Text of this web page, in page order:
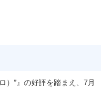
）”』の好評を踏まえ、7月